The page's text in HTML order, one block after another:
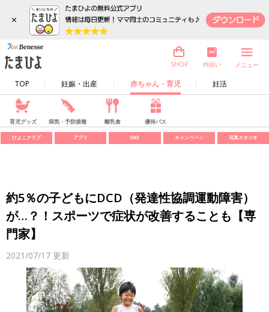
×
TOP 妊娠・出産 赤ちゃん・育児 妊活
SHOP 内祝い メニュー
育児グッズ 病気・予防接種 離乳食 優待パス
ひよこクラブ アプリ SNS キャンペーン 写真スタジオ
約5％の子どもにDCD（発達性協調運動障害）
が…？！スポーツで症状が改善することも【専
門家】
2021/07/17 更新